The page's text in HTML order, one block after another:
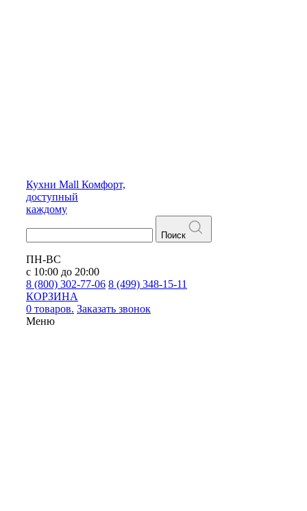
Кухни Mall Комфорт,
доступный
каждому
Поиск
ПН-ВС
с 10:00 до 20:00
8 (800) 302-77-06 8 (499) 348-15-11
КОРЗИНА
0 товаров. Заказать звонок
Меню